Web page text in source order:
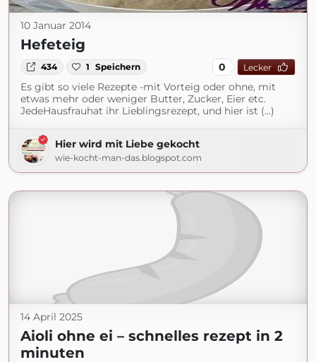
10 Januar 2014
Hefeteig
434 1 Speichern 0 Lecker
Es gibt so viele Rezepte -mit Vorteig oder ohne, mit
etwas mehr oder weniger Butter, Zucker, Eier etc.
JedeHausfrauhat ihr Lieblingsrezept, und hier ist (...)
Hier wird mit Liebe gekocht
wie-kocht-man-das.blogspot.com
14 April 2025
Aioli ohne ei – schnelles rezept in 2
minuten